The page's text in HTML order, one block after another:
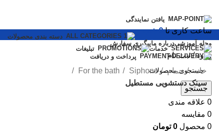
یافتن نمایندگی
ساعت کاری تا9 شب
مجله آموزشیدرباره ماپیگیری سفارش
ورود / ثبت نام
دسته بندی محصولات
خدمات
تبلیغات
پرداخت و دریافت
جستجو
0 علاقه مندی
0 مقایسه
0 محصول 0 تومان
خانه حمام Siphons
For the bath
سینک دستشویی مستطیل
جدید